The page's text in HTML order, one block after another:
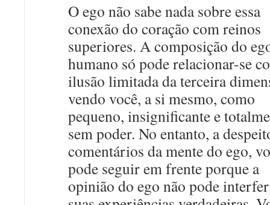
O ego não sabe nada sobre essa
conexão do coração com reinos
superiores. A composição do
humano só pode relacionar-se
ilusão limitada da terceira
vendo você, a si mesmo, como
pequeno, insignificante e
sem poder. No entanto, a
comentários da mente do ego,
pode seguir em frente porque a
opinião do ego não pode